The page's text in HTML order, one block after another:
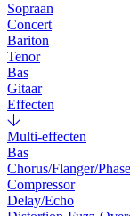
Sopraan
Concert
Bariton
Tenor
Bas
Gitaar
Effecten
Multi-effecten
Bas
Chorus/Flanger/
Compressor
Delay/Echo